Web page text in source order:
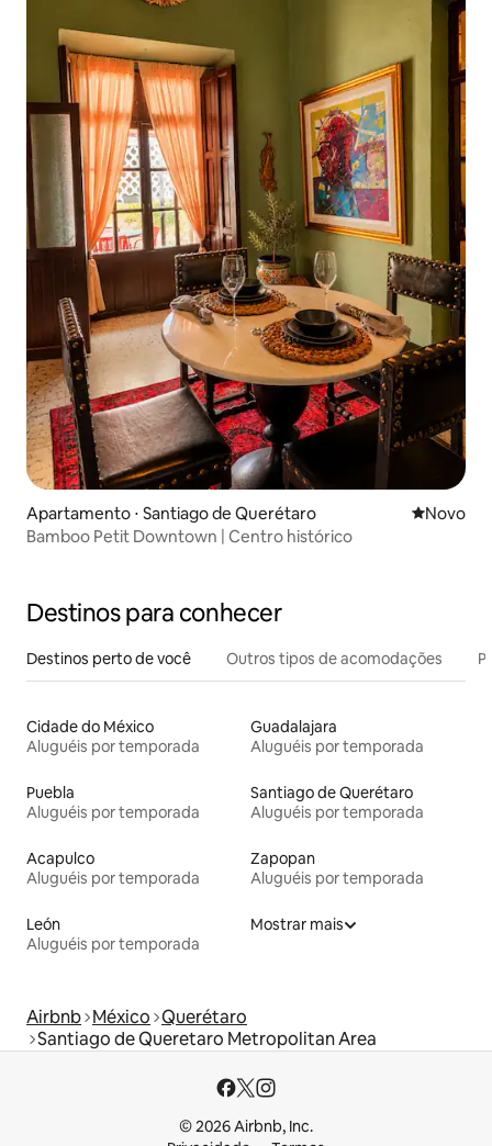
Apartamento ⋅ Santiago de Querétaro Novo
Novo
Bamboo Petit Downtown | Centro histórico
Destinos para conhecer
Destinos perto de você Outros tipos de acomodações
Cidade do México
Aluguéis por temporada
Guadalajara
Aluguéis por temporada
Puebla
Aluguéis por temporada
Santiago de Querétaro
Aluguéis por temporada
Acapulco
Aluguéis por temporada
Zapopan
Aluguéis por temporada
León
Aluguéis por temporada
Mostrar mais
Airbnb México Querétaro
Santiago de Queretaro Metropolitan Area
© 2026 Airbnb, Inc.